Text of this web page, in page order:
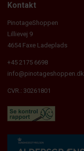
Kontakt
PinotageShoppen
Lillievej 9
4654 Faxe Ladeplads
+45 2175 6698
info@pinotageshoppen.dk
CVR.: 30261801